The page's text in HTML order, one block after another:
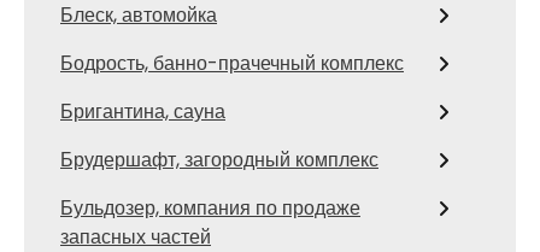
Блеск, автомойка
Бодрость, банно-прачечный комплекс
Бригантина, сауна
Брудершафт, загородный комплекс
Бульдозер, компания по продаже
запасных частей